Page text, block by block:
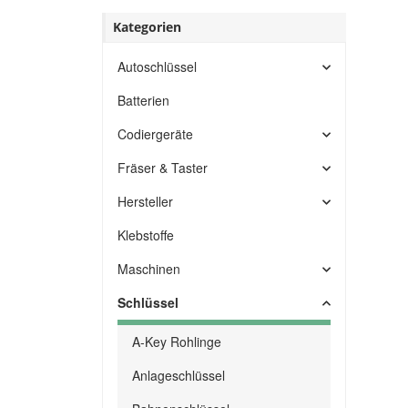
Kategorien
Autoschlüssel
Batterien
Codiergeräte
Fräser & Taster
Hersteller
Klebstoffe
Maschinen
Schlüssel
A-Key Rohlinge
Anlageschlüssel